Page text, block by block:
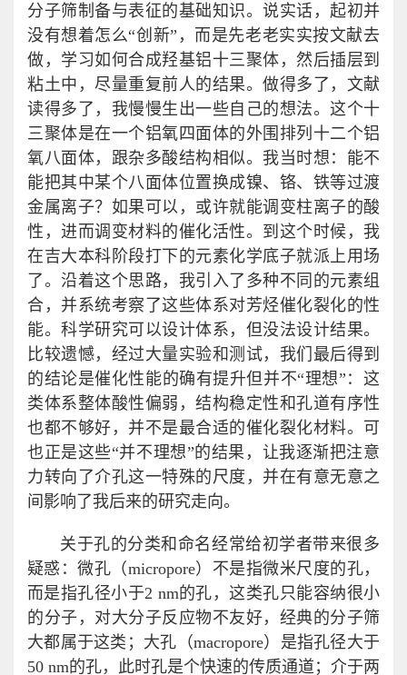
分子筛制备与表征的基础知识。说实话，起初并
没有想着怎么“创新”，而是先老老实实按文献去
做，学习如何合成羟基铝十三聚体，然后插层到
粘土中，尽量重复前人的结果。做得多了，文献
读得多了，我慢慢生出一些自己的想法。这个十
三聚体是在一个铝氧四面体的外围排列十二个铝
氧八面体，跟杂多酸结构相似。我当时想：能不
能把其中某个八面体位置换成镍、铬、铁等过渡
金属离子？如果可以，或许就能调变柱离子的酸
性，进而调变材料的催化活性。到这个时候，我
在吉大本科阶段打下的元素化学底子就派上用场
了。沿着这个思路，我引入了多种不同的元素组
合，并系统考察了这些体系对芳烃催化裂化的性
能。科学研究可以设计体系，但没法设计结果。
比较遗憾，经过大量实验和测试，我们最后得到
的结论是催化性能的确有提升但并不“理想”：这
类体系整体酸性偏弱，结构稳定性和孔道有序性
也都不够好，并不是最合适的催化裂化材料。可
也正是这些“并不理想”的结果，让我逐渐把注意
力转向了介孔这一特殊的尺度，并在有意无意之
间影响了我后来的研究走向。
关于孔的分类和命名经常给初学者带来很多
疑惑：微孔（micropore）不是指微米尺度的孔，
而是指孔径小于2 nm的孔，这类孔只能容纳很小
的分子，对大分子反应物不友好，经典的分子筛
大都属于这类；大孔（macropore）是指孔径大于
50 nm的孔，此时孔是个快速的传质通道；介于两